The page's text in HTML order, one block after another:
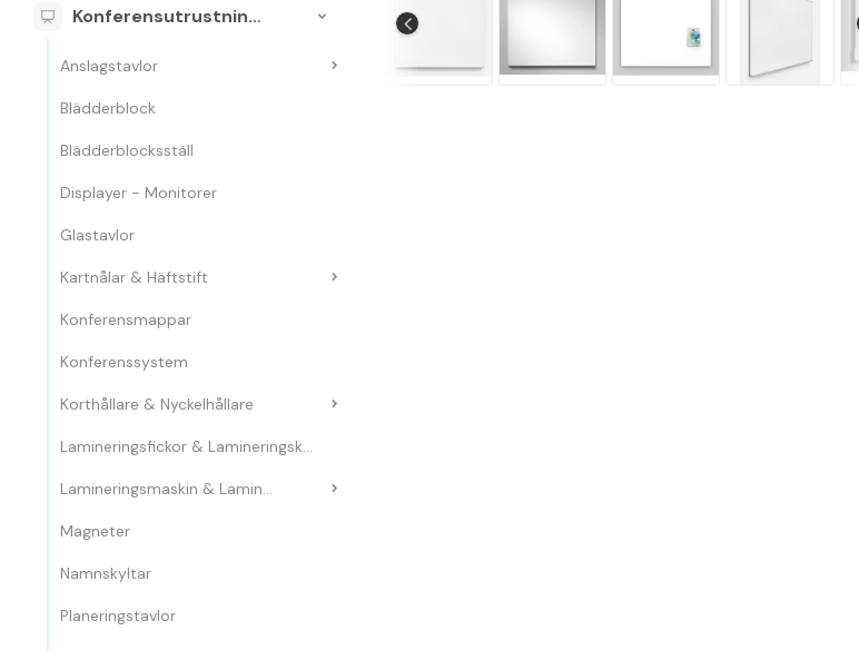
Konferensutrustning & Presentationsutrustning
Anslagstavlor
Blädderblock
Blädderblocksställ
Displayer - Monitorer
Glastavlor
Kartnålar & Häftstift
Konferensmappar
Konferenssystem
Korthållare & Nyckelhållare
Lamineringsfickor & Lamineringskassetter
Lamineringsmaskin & Laminator
Magneter
Namnskyltar
Planeringstavlor